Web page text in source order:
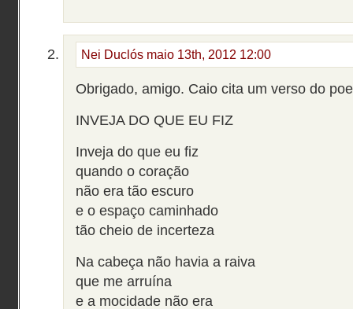
Nei Duclós maio 13th, 2012 12:00
Obrigado, amigo. Caio cita um verso do
INVEJA DO QUE EU FIZ
Inveja do que eu fiz
quando o coração
não era tão escuro
e o espaço caminhado
tão cheio de incerteza
Na cabeça não havia a raiva
que me arruína
e a mocidade não era